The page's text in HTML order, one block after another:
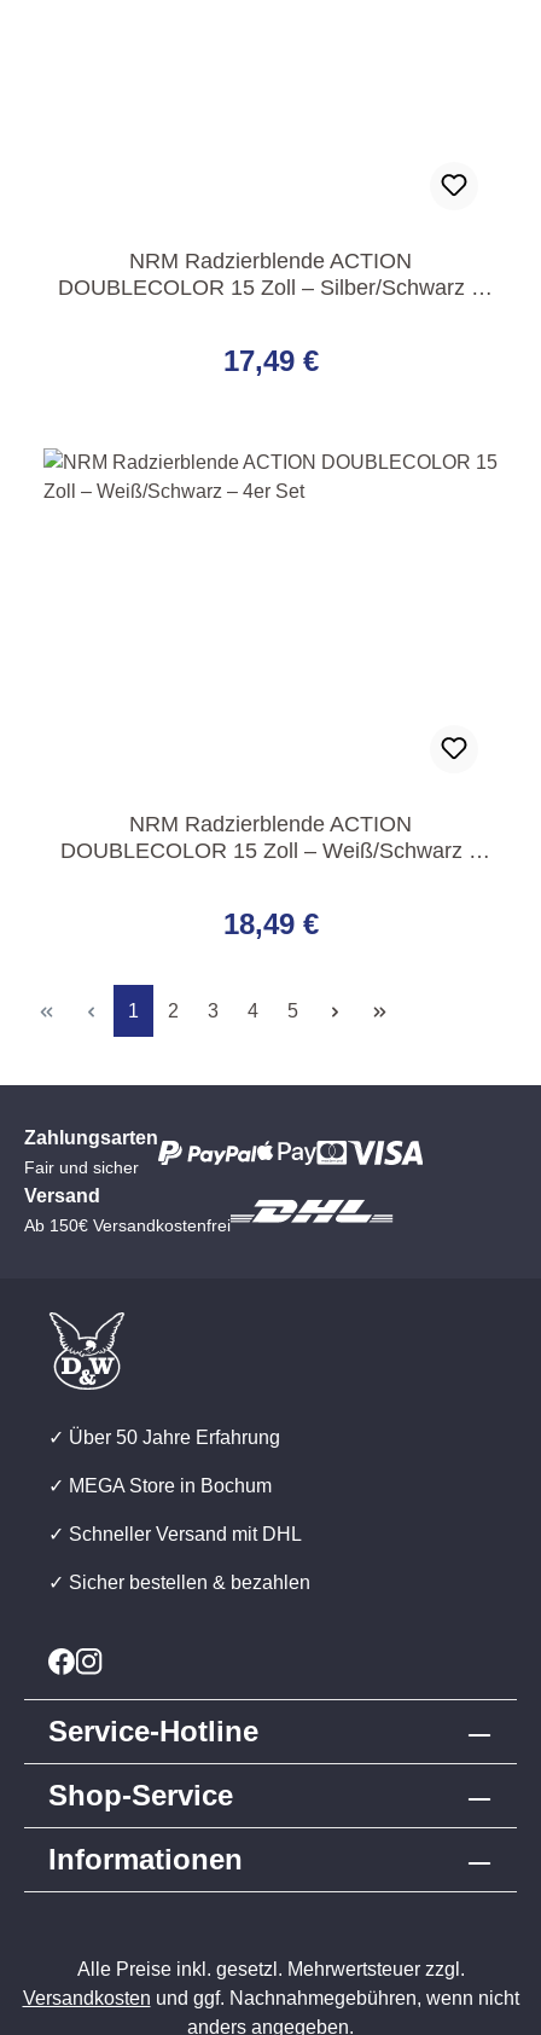
NRM Radzierblende ACTION
DOUBLECOLOR 15 Zoll – Silber/Schwarz –
17,49 €
NRM Radzierblende ACTION
DOUBLECOLOR 15 Zoll – Weiß/Schwarz –
18,49 €
Seite
1 Seite
2 Seite
3 Seite
4 Seite
5
Zahlungsarten
Fair und sicher
Versand
Ab 150€ Versandkostenfrei
✓ Über 50 Jahre Erfahrung
✓ MEGA Store in Bochum
✓ Schneller Versand mit DHL
✓ Sicher bestellen & bezahlen
Service-Hotline
Shop-Service
Informationen
Alle Preise inkl. gesetzl. Mehrwertsteuer zzgl.
Versandkosten und ggf. Nachnahmegebühren, wenn nicht
anders angegeben.